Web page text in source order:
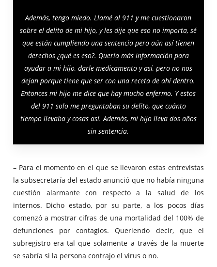
Además, tengo miedo. Llamé al 911 y me cuestionaron
sobre el delito de mi hijo, y les dije que eso no importa, sé
que están cumpliendo una sentencia pero aún así tienen
derechos ¿qué es eso?. Quería más información para
ayudar a mi hijo, darle medicamento y así, pero no nos
dejan porque tiene que ser con una receta de ahí dentro.
Entonces mi hijo me dice que hay mucho enfermo. Y estos
del 911 solo me preguntaban su delito, que cuánto
tiempo llevaba y cosas así. Además, mi hijo lleva dos años
sin sentencia.
– Para el momento en el que se llevaron estas entrevistas
la subsecretaría del estado anunció que no había ninguna
cuestión alarmante con respecto a la salud de los
internos. Dicho estado, por su parte, a los pocos días
comenzó a mostrar cifras de una mortalidad del 100% de
defunciones por contagios. Queriendo decir, que el
subregistro era tal que solamente a través de la muerte
se sabría si la persona contrajo el virus o no.